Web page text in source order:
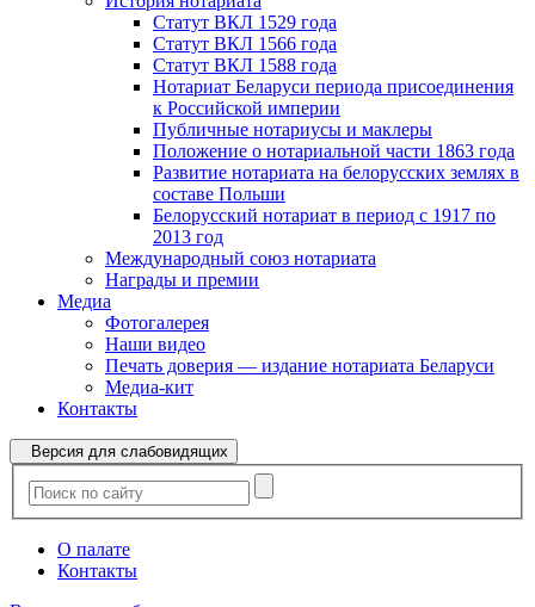
Статут ВКЛ 1529 года
Статут ВКЛ 1566 года
Статут ВКЛ 1588 года
Нотариат Беларуси периода присоединения
к Российской империи
Публичные нотариусы и маклеры
Положение о нотариальной части 1863 года
Развитие нотариата на белорусских землях в
составе Польши
Белорусский нотариат в период с 1917 по
2013 год
Международный союз нотариата
Награды и премии
Медиа
Фотогалерея
Наши видео
Печать доверия — издание нотариата Беларуси
Медиа-кит
Контакты
Версия для слабовидящих
О палате
Контакты